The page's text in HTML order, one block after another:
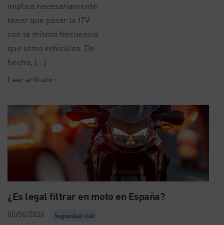
implica necesariamente
tener que pasar la ITV
con la misma frecuencia
que otros vehículos. De
hecho, […]
Leer artículo
¿Es legal filtrar en moto en España?
05/06/2026 Seguridad vial